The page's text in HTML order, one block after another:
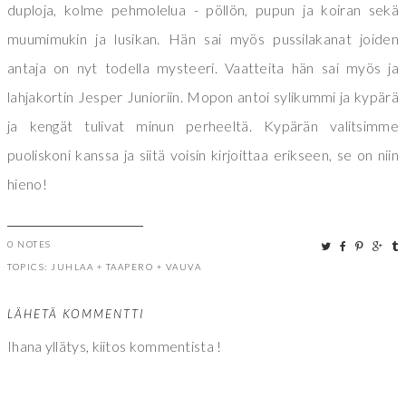
duploja, kolme pehmolelua - pöllön, pupun ja koiran sekä
muumimukin ja lusikan. Hän sai myös pussilakanat joiden
antaja on nyt todella mysteeri. Vaatteita hän sai myös ja
lahjakortin Jesper Junioriin. Mopon antoi sylikummi ja kypärä
ja kengät tulivat minun perheeltä. Kypärän valitsimme
puoliskoni kanssa ja siitä voisin kirjoittaa erikseen, se on niin
hieno!
0 NOTES
TOPICS: JUHLAA + TAAPERO + VAUVA
LÄHETÄ KOMMENTTI
Ihana yllätys, kiitos kommentista !